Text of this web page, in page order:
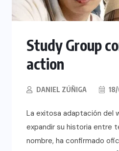
Study Group
action
DANIEL ZÚÑIGA
La exitosa adaptación del
expandir su historia entre
nombre, ha confirmado